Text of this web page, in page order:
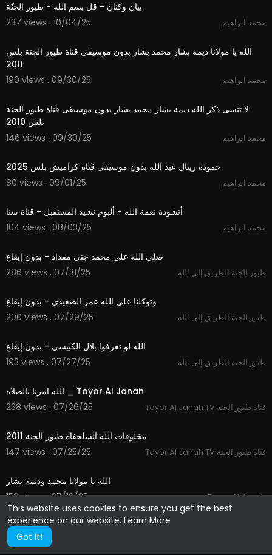
This website uses cookies to ensure you get the best
experience on our website. Learn More
Got It!
بيان وكنان - قل بسم الله - طيور الجنّة
237 views . 10/04/25
محمد ابراهيم
الله يا مولانا ديمة بشار محمد بشار بدون موسيقى قناة طيور الجنة بلس
2011
190 views . 09/30/25
محمد ابراهيم
لا تنسى ذكر الله ديمة بشار محمد بشار بدون موسيقى قناة طيور الجنة
بلس 2010
146 views . 09/30/25
محمد ابراهيم
حمودة ريتال عبد الله بدون موسيقى قناة كراميش بلس 2025
80 views . 09/01/25
محمد ابراهيم
أنشودة نعمة الله - ألبوم نشيد المستقبل - قناة سنا
104 views . 08/03/25
محمد ابراهيم
صلى الله على محمد جنى مقداد - بدون إيقاع
286 views . 07/31/25
طيور الجنة الطريق إلى الله
وتوكلنا على الله عمر الصعيدي - بدون إيقاع
200 views . 07/29/25
طيور الجنة الطريق إلى الله
الله لو تعرفوا بلال الكبيسي - بدون إيقاع
193 views . 07/27/25
طيور الجنة الطريق إلى الله
الله امرنا بالصلاه _ Toyor Al Janah
238 views . 07/26/25
Toyor Al Janah TV قناة طيور الجنة
مخلوقات الله السلحفاه طيور الجنة 2011
147 views . 07/25/25
Toyor Al Janah TV قناة طيور الجنة
الله يا مولانا محمد وديمة بشار
159 views . 07/16/25
Toyor Al Janah